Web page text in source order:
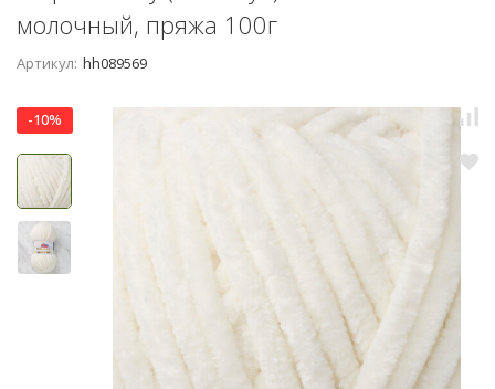
молочный, пряжа 100г
Артикул: hh089569
-10%